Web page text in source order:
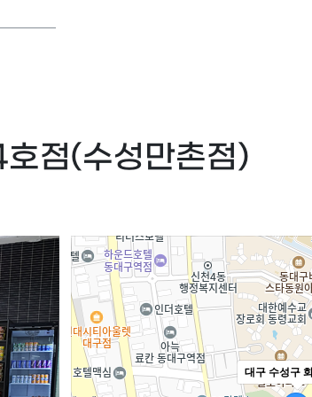
점(수성만촌점)
대구 수성구